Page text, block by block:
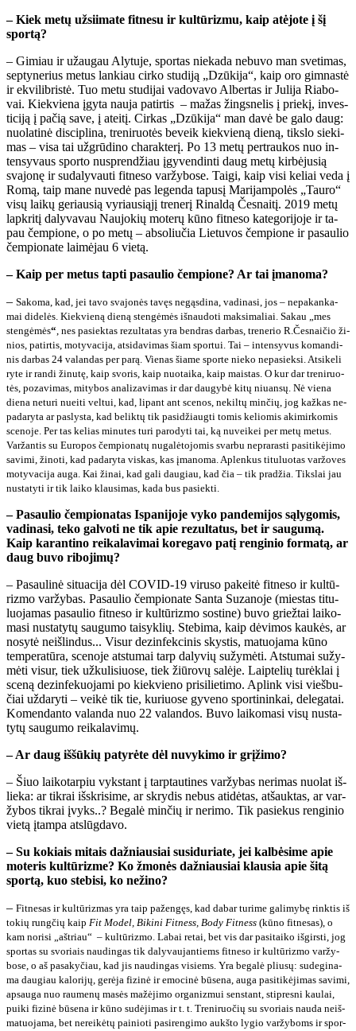
– Kiek me­tų už­si­i­ma­te fit­ne­su ir kul­tū­riz­mu, kaip at­ėjo­te į šį
spor­tą?
– Gi­miau ir už­au­gau Aly­tu­je, spor­tas nie­ka­da ne­bu­vo man sve­ti­mas,
sep­ty­ne­rius me­tus lan­kiau cir­ko stu­di­ją „Dzū­ki­ja“, kaip oro gim­nas­tė
ir ek­vi­lib­ris­tė. Tuo me­tu stu­di­jai va­do­va­vo Al­ber­tas ir Ju­li­ja Ria­bo­
vai. Kiek­vie­na įgy­ta nau­ja pa­tir­tis – ma­žas žings­ne­lis į prie­kį, in­ves­
ti­ci­ją į pa­čią sa­ve, į at­ei­tį. Cir­kas „Dzū­ki­ja“ man da­vė be ga­lo daug:
nuo­la­ti­nė dis­cip­li­na, tre­ni­ruo­tės be­veik kiek­vie­ną die­ną, tiks­lo sie­ki­
mas – vi­sa tai už­grū­di­no cha­rak­te­rį. Po 13 me­tų per­trau­kos nuo in­
ten­sy­vaus spor­to nu­spren­džiau įgy­ven­din­ti daug me­tų kir­bė­ju­sią
sva­jo­nę ir su­da­ly­vau­ti fit­ne­so var­žy­bo­se. Tai­gi, kaip vi­si ke­liai ve­da į
Ro­mą, taip ma­ne nu­ve­dė pas le­gen­da ta­pu­sį Ma­ri­jam­po­lės „Tau­ro“
vi­sų lai­kų ge­riau­sią vy­riau­si­ą­jį tre­ne­rį Ri­nal­dą Čes­nai­tį. 2019 me­tų
lap­kri­tį da­ly­va­vau Nau­jo­kių mo­te­rų kū­no fit­ne­so ka­te­go­ri­jo­je ir ta­
pau čem­pio­ne, o po me­tų – ab­so­liu­čia Lie­tu­vos čem­pio­ne ir pa­sau­lio
čem­pio­na­te lai­mė­jau 6 vie­tą.
– Kaip per me­tus tap­ti pa­sau­lio čem­pio­ne? Ar tai įma­no­ma?
– Sa­ko­ma, kad, jei ta­vo sva­jo­nės ta­vęs ne­gąs­di­na, va­di­na­si, jos – ne­pa­kan­ka­
mai di­de­lės. Kiek­vie­ną die­ną sten­gė­mės iš­nau­do­ti mak­si­ma­liai. Sa­kau „mes
sten­gė­mės“ , nes pa­siek­tas re­zul­ta­tas yra ben­dras dar­bas, tre­ne­rio R.Čes­nai­čio ži­
nios, pa­tir­tis, mo­ty­va­ci­ja, at­si­da­vi­mas šiam spor­tui. Tai – in­ten­sy­vus ko­man­di­
nis dar­bas 24 va­lan­das per pa­rą. Vie­nas šia­me spor­te nie­ko ne­pa­siek­si. At­si­ke­li
ry­te ir ran­di ži­nu­tę, kaip svo­ris, kaip nuo­tai­ka, kaip mais­tas. O kur dar tre­ni­ruo­
tės, po­za­vi­mas, mi­ty­bos ana­li­za­vi­mas ir dar dau­gy­bė ki­tų niu­an­sų. Nė vie­na
die­na ne­tu­ri nu­ei­ti vel­tui, kad, li­pant ant sce­nos, ne­kil­tų min­čių, jog kaž­kas ne­
pa­da­ry­ta ar pa­slys­ta, kad be­lik­tų tik pa­si­džiaug­ti to­mis ke­lio­mis aki­mir­ko­mis
sce­no­je. Per tas ke­lias mi­nu­tes tu­ri pa­ro­dy­ti tai, ką nu­vei­kei per me­tų me­tus.
Var­žan­tis su Eu­ro­pos čem­pio­na­tų nu­ga­lė­to­jo­mis svar­bu ne­pra­ras­ti pa­si­ti­kė­ji­mo
sa­vi­mi, ži­no­ti, kad pa­da­ry­ta vis­kas, kas įma­no­ma. Ap­len­kus ti­tu­luo­tas var­žo­ves
mo­ty­va­ci­ja au­ga. Kai ži­nai, kad ga­li dau­giau, kad čia – tik pra­džia. Tiks­lai jau
nu­sta­ty­ti ir tik lai­ko klau­si­mas, ka­da bus pa­siek­ti.
– Pa­sau­lio čem­pio­na­tas Is­pa­ni­jo­je vy­ko pan­de­mi­jos są­ly­go­mis,
va­di­na­si, te­ko gal­vo­ti ne tik apie re­zul­ta­tus, bet ir sau­gu­mą.
Kaip ka­ran­ti­no rei­ka­la­vi­mai ko­re­ga­vo pa­tį ren­gi­nio for­ma­tą, ar
daug bu­vo ri­bo­ji­mų?
– Pa­sau­li­nė si­tu­a­ci­ja dėl CO­VID-19 vi­ru­so pa­kei­tė fit­ne­so ir kul­tū­
riz­mo var­žy­bas. Pa­sau­lio čem­pio­na­te San­ta Su­za­no­je (mies­tas ti­tu­
luo­ja­mas pa­sau­lio fit­ne­so ir kul­tū­riz­mo sos­ti­ne) bu­vo griež­tai lai­ko­
ma­si nu­sta­ty­tų sau­gu­mo tai­syk­lių. Ste­bi­ma, kaip dė­vi­mos kau­kės, ar
no­sy­tė ne­iš­lin­dus... Vi­sur dez­in­fek­ci­nis skys­tis, ma­tuo­ja­ma kū­no
tem­pe­ra­tū­ra, sce­no­je at­stu­mai tarp da­ly­vių su­žy­mė­ti. At­stu­mai su­žy­
mė­ti vi­sur, tiek už­ku­li­siuo­se, tiek žiū­ro­vų sa­lė­je. Laip­te­lių tu­rėk­lai į
sce­ną dez­in­fe­kuo­ja­mi po kiek­vie­no pri­si­lie­ti­mo. Ap­link vi­si vieš­bu­
čiai už­da­ry­ti – vei­kė tik tie, ku­riuo­se gy­ve­no spor­ti­nin­kai, de­le­ga­tai.
Ko­men­dan­to va­lan­da nuo 22 va­lan­dos. Bu­vo lai­ko­ma­si vi­sų nu­sta­
ty­tų sau­gu­mo rei­ka­la­vi­mų.
– Ar daug iš­šū­kių pa­ty­rė­te dėl nu­vy­ki­mo ir grį­ži­mo?
– Šiuo lai­ko­tar­piu vyks­tant į tarp­tau­ti­nes var­žy­bas ne­ri­mas nuo­lat iš­
lie­ka: ar tik­rai iš­skri­si­me, ar skry­dis ne­bus ati­dė­tas, at­šauk­tas, ar var­
žy­bos tik­rai įvyks..? Be­ga­lė min­čių ir ne­ri­mo. Tik pa­sie­kus ren­gi­nio
vie­tą įtam­pa at­slūg­da­vo.
– Su ko­kiais mi­tais daž­niau­siai su­si­du­ria­te, jei kal­bė­si­me apie
mo­te­ris kul­tū­riz­me? Ko žmo­nės daž­niau­siai klau­sia apie ši­tą
spor­tą, kuo ste­bi­si, ko ne­ži­no?
– Fit­ne­sas ir kul­tū­riz­mas yra taip pa­žen­gęs, kad da­bar tu­ri­me ga­li­my­bę rink­tis iš
to­kių rung­čių kaip Fit Mo­del, Bi­ki­ni Fit­ness, Bo­dy Fit­ness (kū­no fit­ne­sas), o
kam no­ri­si „ašt­riau“ – kul­tū­riz­mo. La­bai re­tai, bet vis dar pa­si­tai­ko iš­girs­ti, jog
spor­tas su svo­riais nau­din­gas tik da­ly­vau­jan­tiems fit­ne­so ir kul­tū­riz­mo var­žy­
bo­se, o aš pa­sa­ky­čiau, kad jis nau­din­gas vi­siems. Yra be­ga­lė pliu­sų: su­de­gi­na­
ma dau­giau ka­lo­ri­jų, ge­rė­ja fi­zi­nė ir emo­ci­nė bū­se­na, au­ga pa­si­ti­kė­ji­mas sa­vi­mi,
ap­sau­ga nuo rau­me­nų ma­sės ma­žė­ji­mo or­ga­niz­mui sens­tant, stip­res­ni kau­lai,
pui­ki fi­zi­nė bū­se­na ir kū­no su­dė­ji­mas ir t. t. Tre­ni­ruo­čių su svo­riais nau­da ne­iš­
ma­tuo­ja­ma, bet ne­rei­kė­tų pai­nio­ti pa­si­ren­gi­mo aukš­to ly­gio var­žy­boms ir spor­